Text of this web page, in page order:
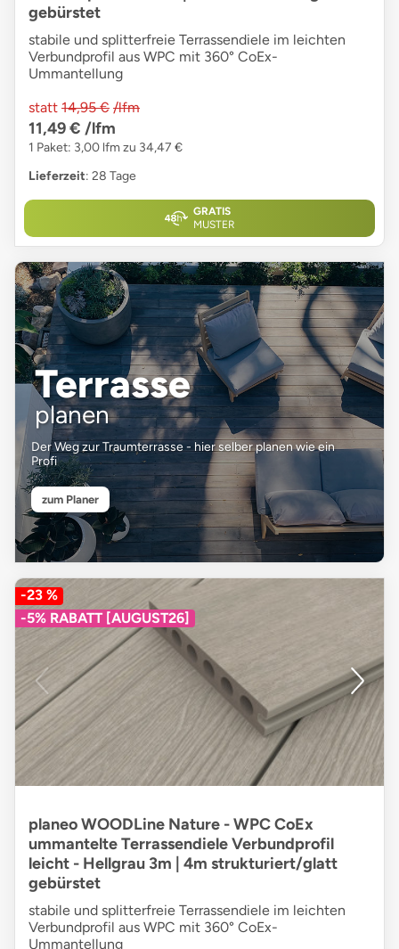
gebürstet
stabile und splitterfreie Terrassendiele im leichten
Verbundprofil aus WPC mit 360° CoEx-
Ummantellung
statt 14,95 € /lfm
11,49 € /lfm
1 Paket: 3,00 lfm zu 34,47 €
Lieferzeit: 28 Tage
GRATIS
MUSTER
Terrasse
planen
Der Weg zur Traumterrasse - hier selber planen wie ein
Profi
zum Planer
-23 %
-5% RABATT [AUGUST26]
planeo WOODLine Nature - WPC CoEx
ummantelte Terrassendiele Verbundprofil
leicht - Hellgrau 3m | 4m strukturiert/glatt
gebürstet
stabile und splitterfreie Terrassendiele im leichten
Verbundprofil aus WPC mit 360° CoEx-
Ummantellung